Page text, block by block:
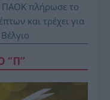
ΠΑΟΚ πλήρωσε το
και τρέχει για
“Π”